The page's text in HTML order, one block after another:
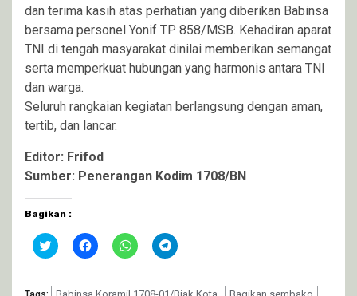
dan terima kasih atas perhatian yang diberikan Babinsa
bersama personel Yonif TP 858/MSB. Kehadiran aparat
TNI di tengah masyarakat dinilai memberikan semangat
serta memperkuat hubungan yang harmonis antara TNI
dan warga.
Seluruh rangkaian kegiatan berlangsung dengan aman,
tertib, dan lancar.
Editor: Frifod
Sumber: Penerangan Kodim 1708/BN
Bagikan :
Klik
untuk
Twitter(Membuka
Klik
untuk
Facebook(Membuka
Klik
untuk
WhatsApp(Membuka
Klik
untuk
Telegram(Membuka